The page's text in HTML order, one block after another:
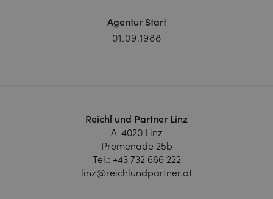
Agentur Start
01.09.1988
Reichl und Partner Linz
A-4020 Linz
Promenade 25b
Tel.: +43 732 666 222
linz@reichlundpartner.at